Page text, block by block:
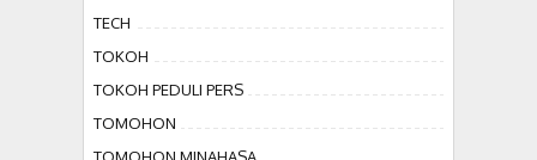
TECH
TOKOH
TOKOH PEDULI PERS
TOMOHON